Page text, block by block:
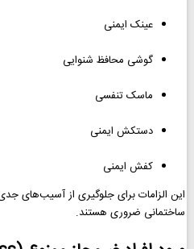
عینک ایمنی
گوشی محافظ شنوایی
ماسک تنفسی
دستکش ایمنی
کفش ایمنی
این الزامات برای جلوگیری از آسیب‌های
ساختمانی ضروری هستند.